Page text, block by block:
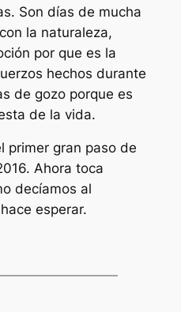
Son días de mucha
la naturaleza,
por que es la
hechos durante
de gozo porque es
de la vida.
primer gran paso de
Ahora toca
decíamos al
esperar.